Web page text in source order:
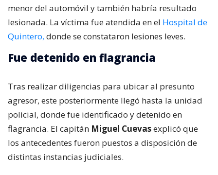
menor del automóvil y también habría resultado
lesionada. La víctima fue atendida en el Hospital de
Quintero, donde se constataron lesiones leves.
Fue detenido en flagrancia
Tras realizar diligencias para ubicar al presunto
agresor, este posteriormente llegó hasta la unidad
policial, donde fue identificado y detenido en
flagrancia. El capitán Miguel Cuevasexplicó que
los antecedentes fueron puestos a disposición de
distintas instancias judiciales.